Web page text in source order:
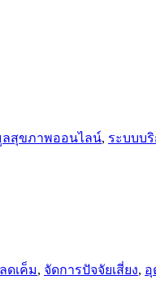
สุขภาพออนไลน์, ระบบบ
ลดเค็ม, จัดการปัจจัยเสี่ยง, อุ